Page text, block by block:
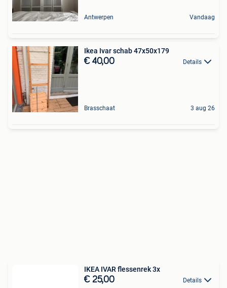
Antwerpen Vandaag
Ikea Ivar schab 47x50x179
€ 40,00 Details
Brasschaat 3 aug 26
IKEA IVAR flessenrek 3x
€ 25,00 Details